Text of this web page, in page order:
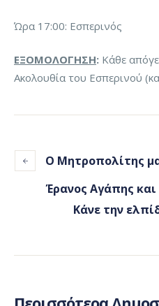
Ώρα 17:00: Εσπερινός
ΕΞΟΜΟΛΟΓΗΣΗ: Κάθε
Ακολουθία του Εσπερινού
Ο Μητροπολίτης
Έρανος Αγάπης
Κάνε την